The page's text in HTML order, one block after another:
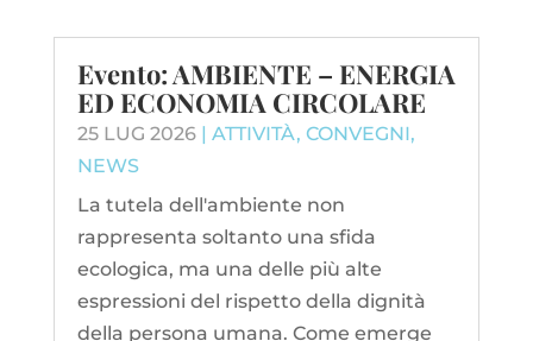
Evento: AMBIENTE – ENERGIA
ED ECONOMIA CIRCOLARE
25 LUG 2026| ATTIVITÀ, CONVEGNI,
NEWS
La tutela dell'ambiente non
rappresenta soltanto una sfida
ecologica, ma una delle più alte
espressioni del rispetto della dignità
della persona umana. Come emerge